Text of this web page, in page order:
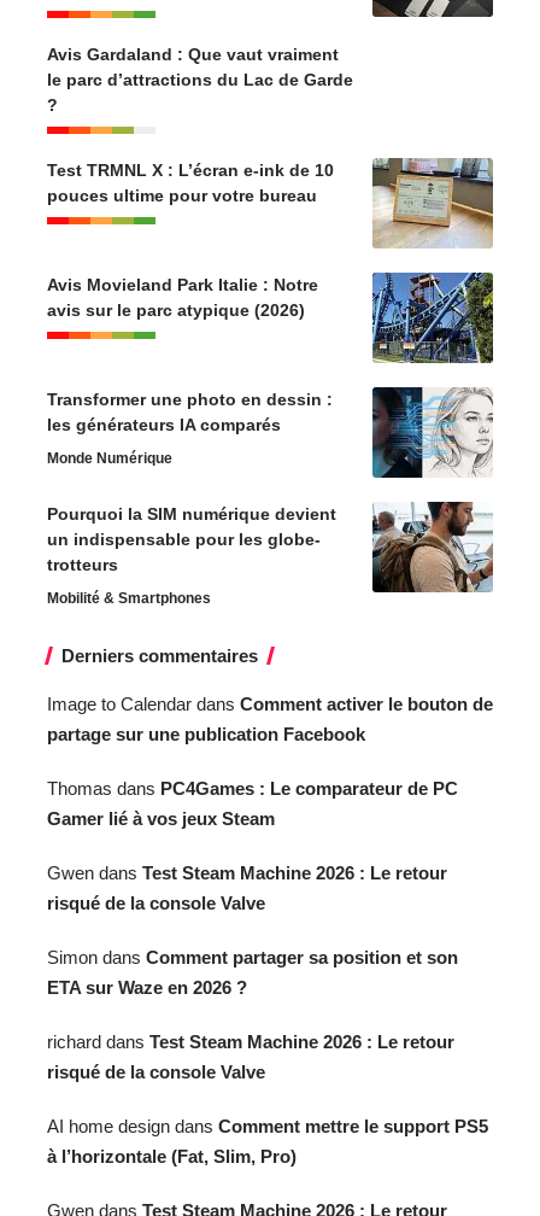
Avis Gardaland : Que vaut vraiment
le parc d’attractions du Lac de Garde
?
Test TRMNL X : L’écran e-ink de 10
pouces ultime pour votre bureau
Avis Movieland Park Italie : Notre
avis sur le parc atypique (2026)
Transformer une photo en dessin :
les générateurs IA comparés
Monde Numérique
Pourquoi la SIM numérique devient
un indispensable pour les globe-
trotteurs
Mobilité & Smartphones
Derniers commentaires
Image to Calendar dans Comment activer le bouton de
partage sur une publication Facebook
Thomas dans PC4Games : Le comparateur de PC
Gamer lié à vos jeux Steam
Gwen dans Test Steam Machine 2026 : Le retour
risqué de la console Valve
Simon dans Comment partager sa position et son
ETA sur Waze en 2026 ?
richard dans Test Steam Machine 2026 : Le retour
risqué de la console Valve
AI home design dans Comment mettre le support PS5
à l’horizontale (Fat, Slim, Pro)
Gwen dans Test Steam Machine 2026 : Le retour